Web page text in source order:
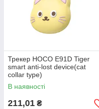
Трекер HOCO E91D Tiger
smart anti-lost device(cat
collar type)
В наявності
211,01 ₴